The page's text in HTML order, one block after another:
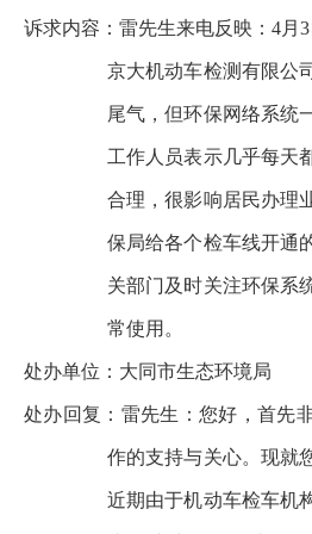
诉求内容 ：雷先生来电反映：4月
京大机动车检测有限公
尾气，但环保网络系统
工作人员表示几乎每天
合理，很影响居民办理
保局给各个检车线开通
关部门及时关注环保系
常使用。
处办单位： 大同市生态环境局
处办回复 ：雷先生：您好，首先
作的支持与关心。现就
近期由于机动车检车机